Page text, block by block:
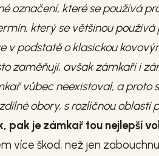
označení, které se používá
který se většinou
v podstatě o klasickou
zaměňují, avšak zámkaři i
vůbec neexistoval, a proto
obory, s rozličnou oblastí
pak je zámkař tou nejlepší
více škod, než jen